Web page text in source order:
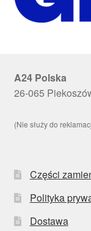
A24 Polska
26-065
(Nie służy do
Części
Polityka
Dostawa